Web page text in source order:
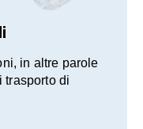
in altre parole
trasporto di